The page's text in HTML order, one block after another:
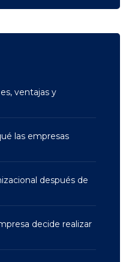
ventajas y
las empresas
después de
decide realizar